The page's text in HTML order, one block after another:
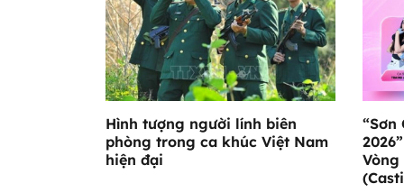
Hình tượng người lính biên
phòng trong ca khúc Việt Nam
hiện đại
“Sơn
Vòng